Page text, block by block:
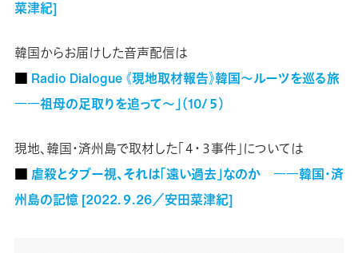
菜津紀]
韓国からお届けした音声配信は
■ Radio Dialogue 《現地取材報告》韓国～ルーツを巡る旅
――祖母の足取りを追って～」（10/５）
現地、韓国・済州島で取材した「４・３事件」については
■ 虐殺とタブー視、それは「遠い過去」なのか ――韓国・済
州島の記憶 [2022.９.26／安田菜津紀]